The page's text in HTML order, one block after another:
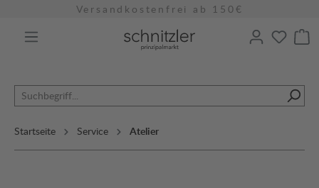
Versandkostenfrei ab 150€
Startseite Service Atelier